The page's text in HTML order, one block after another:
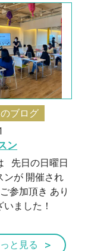
ブログ
ン
先日の日曜日
ンが 開催され
参加頂き あり
いました！
と見る